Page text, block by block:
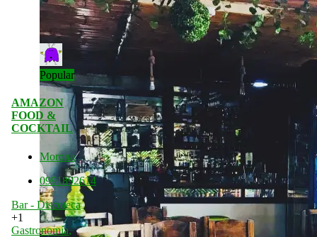
Popular
AMAZON
FOOD &
COCKTAIL
Morona
0991892614
Bar - Discoteca
+1
Gastronomía,